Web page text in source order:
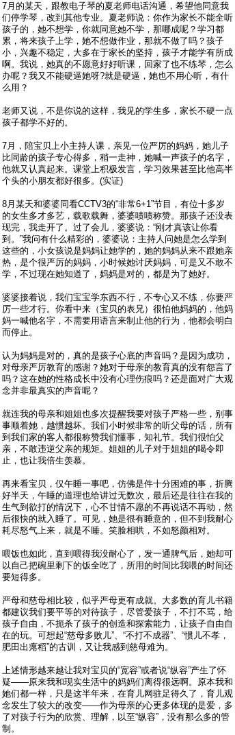
7月的某天，跟教电子琴的夏老师电话沟通，希望他同意我
们停学琴，改到其他专业。夏老师说：你作为家长不能全听
孩子的，她不想学，你就同意她不学，那哪成呢？学习都
累，将来孩子上学，她不想做作业，那就不做了吗？孩子
小，兴趣不稳定，大多在于家长的坚持，孩子才能学有所成
啊。我说，她真的不愿意好好听课，回家了也不练琴，怎么
办呢？我又不能硬逼她呀?就是硬逼，她也不用心听，有什
么用？
老师又说，不是你说的这样，我见的学生多，家长不硬一点
孩子都学不好的。
7月，陪宝贝上小主持人课，亲见一位严厉的妈妈，她儿子
比同龄的孩子专心得多，稍一走神，她喊一声孩子的名字，
他就又认真起来。课堂上积极发言，学习效果甚至比他高半
个头的小朋友都好很多。(实证)
8月某天和婆婆同看CCTV3的“非常6+1”节目，有位十多岁
的女生多才多艺，载歌载舞，婆婆啧啧称赞。那孩子还没表
现完，我走开了。过了会儿，婆婆说：“刚才真该让你看
到。”我问有什么精彩的，婆婆说：主持人问她是怎么学到
这些的，小女孩说是妈妈让她学的，她的妈妈从来不跟她亲
热，是个很严厉的妈妈，小时候她讨厌妈妈，可是又不敢不
学，不过现在她知道了，妈妈是对的，都是为了她好。
婆婆接着说，我们宝宝学东西不行，不专心又不练，你要严
厉一些才行。你看中来（宝贝的表兄）很怕他妈妈的，他妈
妈一喊他名字，不需要用语言来制止他的行为，他都会明白
而停止。
认为妈妈是对的，真的是孩子心底的声音吗？是因为成功，
对母亲严厉教育的感谢？她对于母亲的教育真的没有怨言了
吗？这在她的性格成长中没有心理伤痕吗？还是面对广大观
念并非最真实的声音呢？
就连我的母亲和姐姐也多次提醒我要对孩子严格一些，别事
事顺着她，越惯越坏。我们小时候非常的听父母的话，所有
到我们家的客人都很称赞我们懂事，知礼节。我们很怕父
亲，不敢违逆父亲的规矩。姐姐的儿子对于姐姐的喝令即
止，也让我倍生羡慕。
再来看宝贝，仅午睡一事吧，仿佛是件十分困难的事，折腾
好半天，午睡的道理也给讲过无数次，最后还是往往在我的
生气到欲打的情况下，心不甘情不愿的不再说话不再动，然
后很快的就入睡了。可见，她是很有睡意的，但不到我耐心
耗尽怒气上来，就是不睡。笑脸相哄，不如怒颜相对。
喂饭也如此，直到喂得我没耐心了，发一通脾气后，她却可
以自己把碗里剩下的饭全吃了，所用的时间比我喂的时间还
要短得多。
严母和慈母相比较，似乎严母更有成就。大多数的育儿书籍
都建议我们要平等的对待孩子，尽管爱孩子，不打不骂，给
孩子自由，不扼杀了孩子的创造和探索能力，让孩子自由自
在的玩。可想起“慈母多败儿”、“不打不成器”、“惯儿不孝，
肥田出瘪稻”的古训，又让我感到慈母难为。
上述情形越来越让我对宝贝的“宽容”或者说“纵容”产生了怀
疑——原来我和现实生活中的妈妈们离得很远啊。原本我和
她们都一样，只是这半年来，在育儿网驻足得久了，育儿观
念发生了较大的改变——作为母亲的心更多体现的是爱，多
了对孩子行为的欣赏、理解，以至“纵容”，没有那么多的管
制。